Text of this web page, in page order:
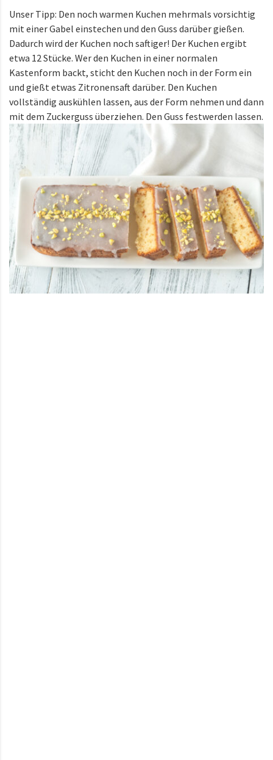
Unser Tipp: Den noch warmen Kuchen mehrmals vorsichtig
mit einer Gabel einstechen und den Guss darüber gießen.
Dadurch wird der Kuchen noch saftiger! Der Kuchen ergibt
etwa 12 Stücke. Wer den Kuchen in einer normalen
Kastenform backt, sticht den Kuchen noch in der Form ein
und gießt etwas Zitronensaft darüber. Den Kuchen
vollständig auskühlen lassen, aus der Form nehmen und dann
mit dem Zuckerguss überziehen. Den Guss festwerden lassen.